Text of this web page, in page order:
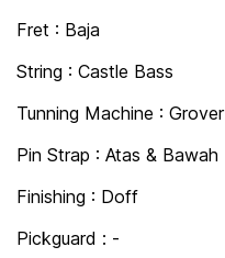
Fret : Baja
String : Castle Bass
Tunning Machine : Grover
Pin Strap : Atas & Bawah
Finishing : Doff
Pickguard : -